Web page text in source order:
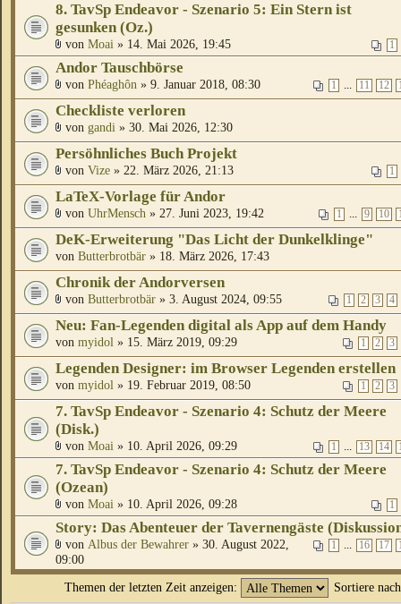
8. TavSp Endeavor - Szenario 5: Ein Stern ist
gesunken (Oz.)
1
von Moai » 14. Mai 2026, 19:45
Andor Tauschbörse
1 ... 11 12
von Phéaghôn » 9. Januar 2018, 08:30
Checkliste verloren
von gandi » 30. Mai 2026, 12:30
Persöhnliches Buch Projekt
1
von Vize » 22. März 2026, 21:13
LaTeX-Vorlage für Andor
1 ... 9 10
von UhrMensch » 27. Juni 2023, 19:42
DeK-Erweiterung "Das Licht der Dunkelklinge"
von Butterbrotbär » 18. März 2026, 17:43
Chronik der Andorversen
1 2 3 4
von Butterbrotbär » 3. August 2024, 09:55
Neu: Fan-Legenden digital als App auf dem Handy
1 2 3
von myidol » 15. März 2019, 09:29
Legenden Designer: im Browser Legenden erstellen
1 2 3
von myidol » 19. Februar 2019, 08:50
7. TavSp Endeavor - Szenario 4: Schutz der Meere
(Disk.)
1 ... 13 14
von Moai » 10. April 2026, 09:29
7. TavSp Endeavor - Szenario 4: Schutz der Meere
(Ozean)
1
von Moai » 10. April 2026, 09:28
Story: Das Abenteuer der Tavernengäste
1 ... 16 17
von Albus der Bewahrer » 30. August 2022,
09:00
Themen der letzten Zeit anzeigen:
Sortiere